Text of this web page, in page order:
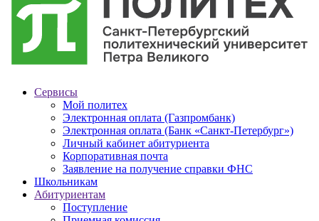
Сервисы
Мой политех
Электронная оплата (Газпромбанк)
Электронная оплата (Банк «Санкт-Петербург»)
Личный кабинет абитуриента
Корпоративная почта
Заявление на получение справки ФНС
Школьникам
Абитуриентам
Поступление